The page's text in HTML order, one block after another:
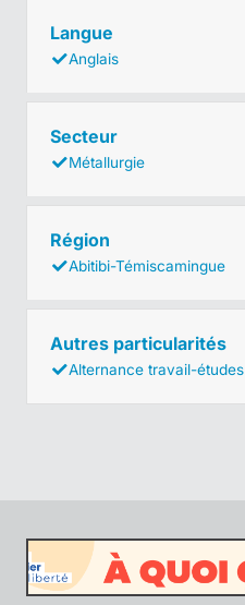
Langue
Anglais
Secteur
Métallurgie
Région
Abitibi-Témiscamingue
Autres particularités
Alternance travail-études